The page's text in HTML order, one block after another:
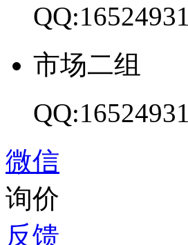
市场二组
微信
询价
反馈